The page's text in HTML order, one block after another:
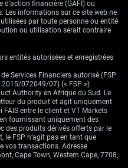
surveille
Pic récent et zone
intervention
Niveau de reprise à
court terme
Plus haut
intrajournalier et
résistance
immédiate
d'action financière (GAFI) ou
Les informations sur ce site web ne
par toute personne ou entité
ou utilisation serait contraire
entités autorisées et enregistrées
Services Financiers autorisé (FSP
2015/072049/07) (« FSP »)
Authority en Afrique du Sud. Le
du produit et agit uniquement
entre le client et VT Markets
fournissant uniquement des
des produits dérivés offerts par le
le FSP n’agit pas en tant que
vos transactions. Adresse
Cape Town, Western Cape, 7708,